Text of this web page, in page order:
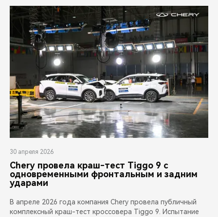
30 апреля 2026
Chery провела краш-тест Tiggo 9 с
одновременными фронтальным и задним
ударами
В апреле 2026 года компания Chery провела публичный
комплексный краш-тест кроссовера Tiggo 9. Испытание